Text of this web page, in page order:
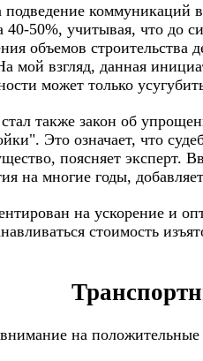
коммуникаций
50%, учитывая, что до
объемов
мой взгляд, данная
может только
также закон об
Это означает, что
поясняет эксперт.
на многие годы,
на ускорение и
стоимость
на положительные